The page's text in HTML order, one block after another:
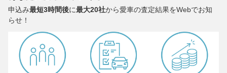
申込み最短3時間後に最大20社から愛車の査定結果をWebでお知
らせ！